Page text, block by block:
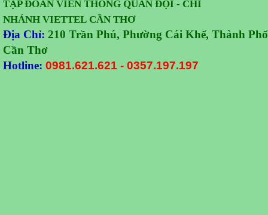
TẬP ĐOÀN VIỄN THÔNG QUÂN ĐỘI - CHI
NHÁNH VIETTEL CẦN THƠ
Địa Chỉ: 210 Trần Phú, Phường Cái Khế, Thành Phố
Cần Thơ
Hotline: 0981.621.621 - 0357.197.197